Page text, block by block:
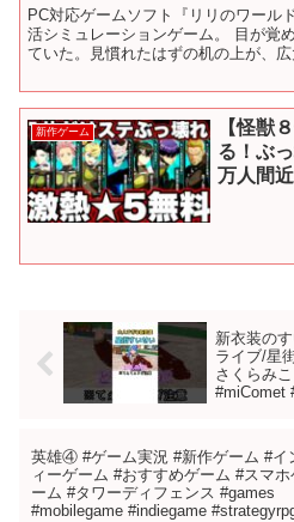
PC対応ゲームソフト『リリのワール
活シミュレーションゲーム。 目が覚
ていた。見慣れたはずの机の上が、
新作ゲーム
【怪獣
る！ぶ
万人間
新衣装の
ライブ/星
さくらみ
#miComet
英雄④ #ゲーム実況 #新作ゲーム #イ
ィーゲーム #おすすめゲーム #スマホ
ーム #タワーディフェンス #games
#mobilegame #indiegame